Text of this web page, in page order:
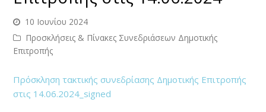
10 Ιουνίου 2024
Προσκλήσεις & Πίνακες Συνεδριάσεων Δημοτικής
Επιτροπής
Πρόσκληση τακτικής συνεδρίασης Δημοτικής Επιτροπής
στις 14.06.2024_signed